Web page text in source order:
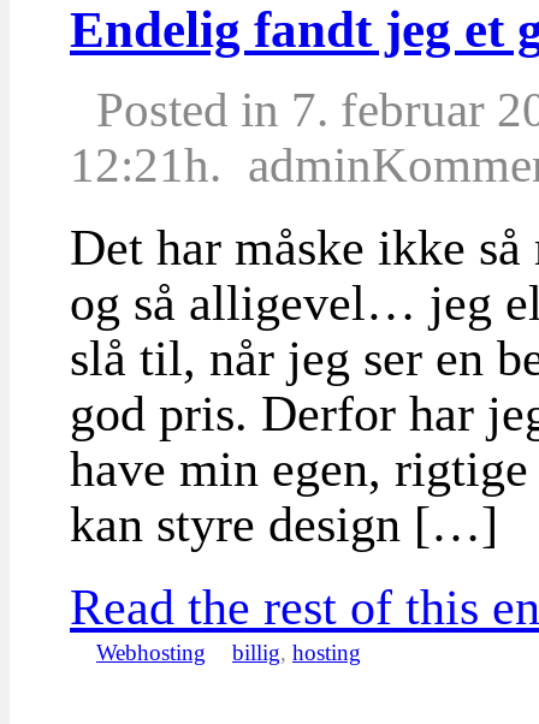
Endelig fandt jeg et
Posted in 7. februar
12:21h. admin
Det har måske ikke
og så alligevel… jeg
slå til, når jeg ser en
god pris. Derfor har
have min egen,
kan styre design […]
Read the rest of this
Webhosting billig, hosting